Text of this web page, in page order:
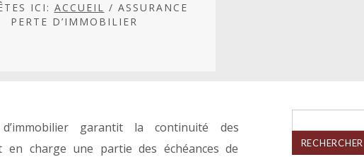
ICI: ACCUEIL / ASSURANCE
PERTE D’IMMOBILIER
garantit la continuité des
en charge une partie des échéances de